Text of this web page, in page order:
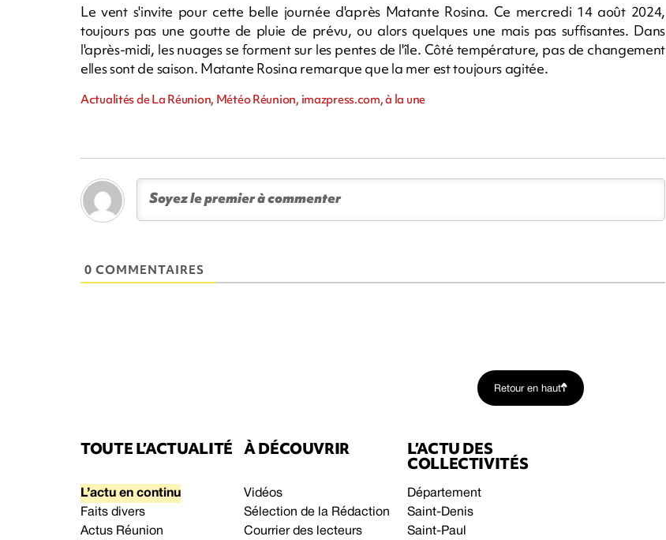
Le vent s'invite pour cette belle journée d'après Matante Rosina. Ce mercredi 14 août 2024,
toujours pas une goutte de pluie de prévu, ou alors quelques une mais pas suffisantes. Dans
l'après-midi, les nuages se forment sur les pentes de l'île. Côté température, pas de changement
elles sont de saison. Matante Rosina remarque que la mer est toujours agitée.
Actualités de La Réunion, Météo Réunion, imazpress.com, à la une
0 COMMENTAIRES
Retour en haut
TOUTE L’ACTUALITÉ
L’actu en continu
Faits divers
Actus Réunion
À DÉCOUVRIR
Vidéos
Sélection de la Rédaction
Courrier des lecteurs
L’ACTU DES
COLLECTIVITÉS
Département
Saint-Denis
Saint-Paul